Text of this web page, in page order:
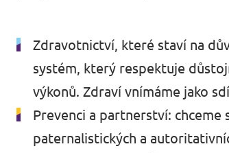
Přidej se k nám
Zdravotnictví, které staví na
systém, který respektuje
výkonů. Zdraví vnímáme jako
Prevenci a partnerství:
paternalistických a